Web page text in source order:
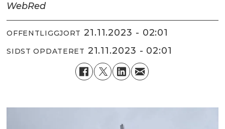
WebRed
OFFENTLIGGJORT 21.11.2023 - 02:01
SIDST OPDATERET 21.11.2023 - 02:01